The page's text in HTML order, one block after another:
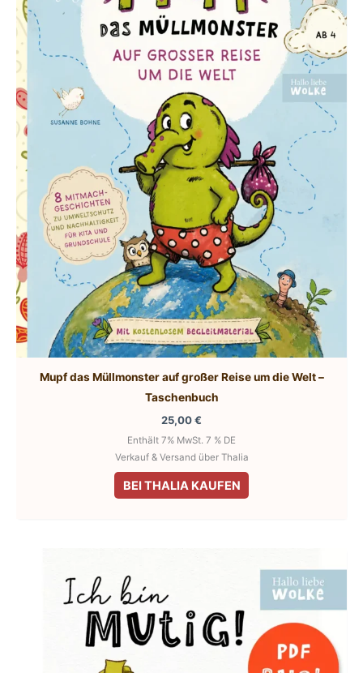
Mupf das Müllmonster auf großer Reise um die Welt –
Taschenbuch
25,00€
Enthält 7% MwSt. 7 % DE
Verkauf & Versand über Thalia
BEI THALIA KAUFEN